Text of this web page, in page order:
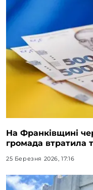
На Франківщині
громада втратила
25 Березня 2026, 17:16